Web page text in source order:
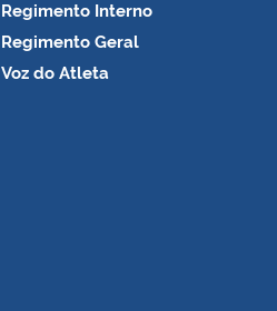
Regimento Interno
Regimento Geral
Voz do Atleta